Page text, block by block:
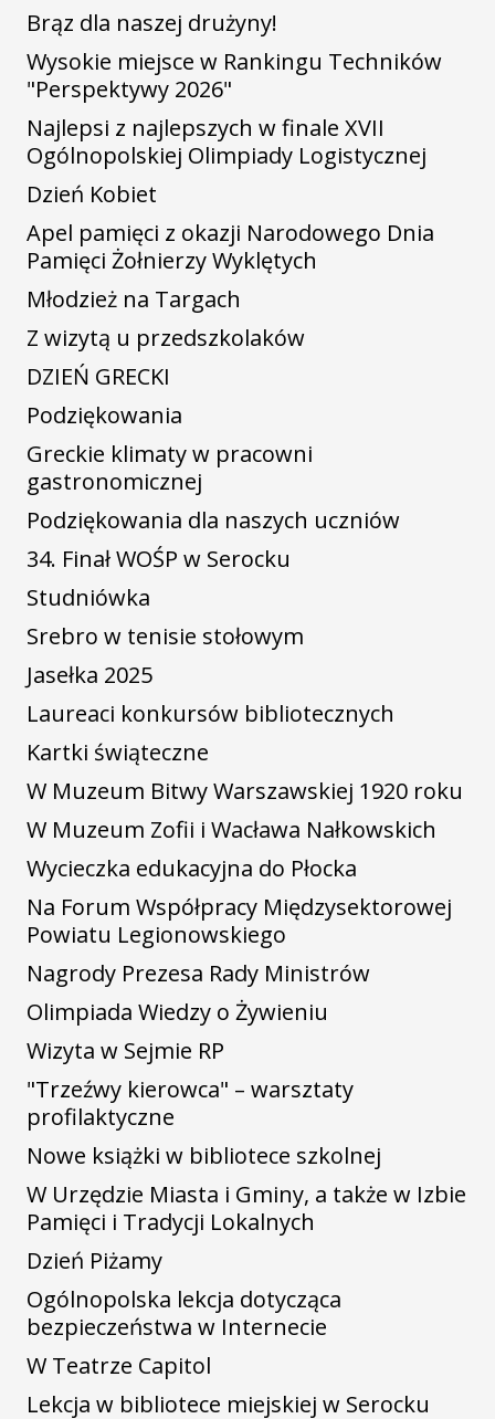
Brąz dla naszej drużyny!
Wysokie miejsce w Rankingu Techników
"Perspektywy 2026"
Najlepsi z najlepszych w finale XVII
Ogólnopolskiej Olimpiady Logistycznej
Dzień Kobiet
Apel pamięci z okazji Narodowego Dnia
Pamięci Żołnierzy Wyklętych
Młodzież na Targach
Z wizytą u przedszkolaków
DZIEŃ GRECKI
Podziękowania
Greckie klimaty w pracowni
gastronomicznej
Podziękowania dla naszych uczniów
34. Finał WOŚP w Serocku
Studniówka
Srebro w tenisie stołowym
Jasełka 2025
Laureaci konkursów bibliotecznych
Kartki świąteczne
W Muzeum Bitwy Warszawskiej 1920 roku
W Muzeum Zofii i Wacława Nałkowskich
Wycieczka edukacyjna do Płocka
Na Forum Współpracy Międzysektorowej
Powiatu Legionowskiego
Nagrody Prezesa Rady Ministrów
Olimpiada Wiedzy o Żywieniu
Wizyta w Sejmie RP
"Trzeźwy kierowca" – warsztaty
profilaktyczne
Nowe książki w bibliotece szkolnej
W Urzędzie Miasta i Gminy, a także w Izbie
Pamięci i Tradycji Lokalnych
Dzień Piżamy
Ogólnopolska lekcja dotycząca
bezpieczeństwa w Internecie
W Teatrze Capitol
Lekcja w bibliotece miejskiej w Serocku